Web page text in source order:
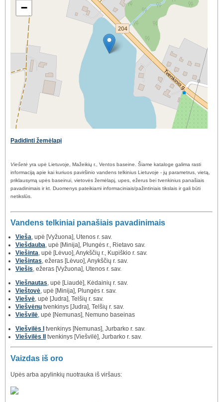
−
Padidinti žemėlapį
Viešetė yra upė Lietuvoje, Mažeikių r., Ventos baseine. Šiame kataloge galima rasti
informaciją apie kai kuriuos paviršinio vandens telkinius Lietuvoje - jų parametrus, vietą,
priklausymą upės baseinui, vietovės žemėlapį, upes, ežerus bei tvenkinius panašiais
pavadinimais ir kt. Duomenys pateikiami informaciniais/pažintiniais tikslais ir gali būti
netikslūs.
Vandens telkiniai panašiais pavadinimais
Vieša, upė [Vyžuona], Utenos r. sav.
Viešdauba, upė [Minija], Plungės r., Rietavo sav.
Viešinta, upė [Lėvuo], Anykščių r., Kupiškio r. sav.
Viešintas, ežeras [Lėvuo], Anykščių r. sav.
Viešis, ežeras [Vyžuona], Utenos r. sav.
Viešnautas, upė [Liaudė], Kėdainių r. sav.
Vieštovė, upė [Minija], Plungės r. sav.
Viešvė, upė [Judra], Telšių r. sav.
Viešvėnų tvenkinys [Judra], Telšių r. sav.
Viešvilė, upė [Nemunas], Nemuno baseinas
Viešvilės I
tvenkinys [Nemunas], Jurbarko r. sav.
Viešvilės II
tvenkinys [Viešvilė], Jurbarko r. sav.
Vaizdas iš oro
Upės arba apylinkių nuotrauka iš viršaus: